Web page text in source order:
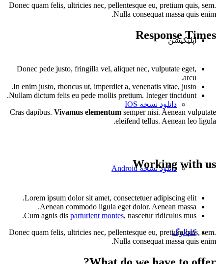
اپلیکیشن
دانلود نسخه IOS
دانلود نسخه Android
کاتالوگ
Donec quam felis, ultricies nec, pellentesque eu, pretium quis, sem.
Nulla consequat massa quis enim.
Response Times
Donec pede justo, fringilla vel, aliquet nec, vulputate eget,
arcu.
In enim justo, rhoncus ut, imperdiet a, venenatis vitae, justo.
Nullam dictum felis eu pede mollis pretium. Integer tincidunt.
Cras dapibus. Vivamus elementum semper nisi. Aenean vulputate
eleifend tellus. Aenean leo ligula.
Working with us
Lorem ipsum dolor sit amet, consectetuer adipiscing elit.
Aenean commodo ligula eget dolor. Aenean massa.
Cum agnis dis parturient montes, nascetur ridiculus mus.
Donec quam felis, ultricies nec, pellentesque eu, pretium quis, sem.
Nulla consequat massa quis enim.